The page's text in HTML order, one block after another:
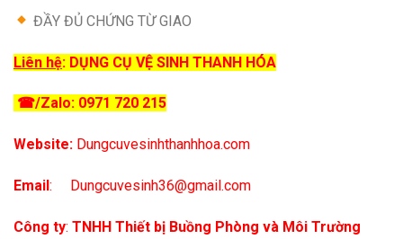
ĐẦY ĐỦ CHỨNG TỪ GIAO
Liên hệ: DỤNG CỤ VỆ SINH THANH HÓA
☎/Zalo: 0971 720 215
Website: Dungcuvesinhthanhhoa.com
Email: Dungcuvesinh36@gmail.com
Công ty: TNHH Thiết bị Buồng Phòng và Môi Trường